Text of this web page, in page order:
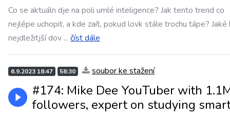
Co se aktuáln dje na poli umlé inteligence? Jak tento trend co
nejlépe uchopit, a kde zaít, pokud lovk stále trochu tápe? Jaké
nejdležitjší dov ... číst dále
6.9.2023 18:47 58:30 soubor ke stažení
#174: Mike Dee YouTuber with
followers, expert on studying